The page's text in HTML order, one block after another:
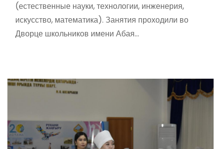
(естественные науки, технологии, инженерия,
искусство, математика). Занятия проходили во
Дворце школьников имени Абая…